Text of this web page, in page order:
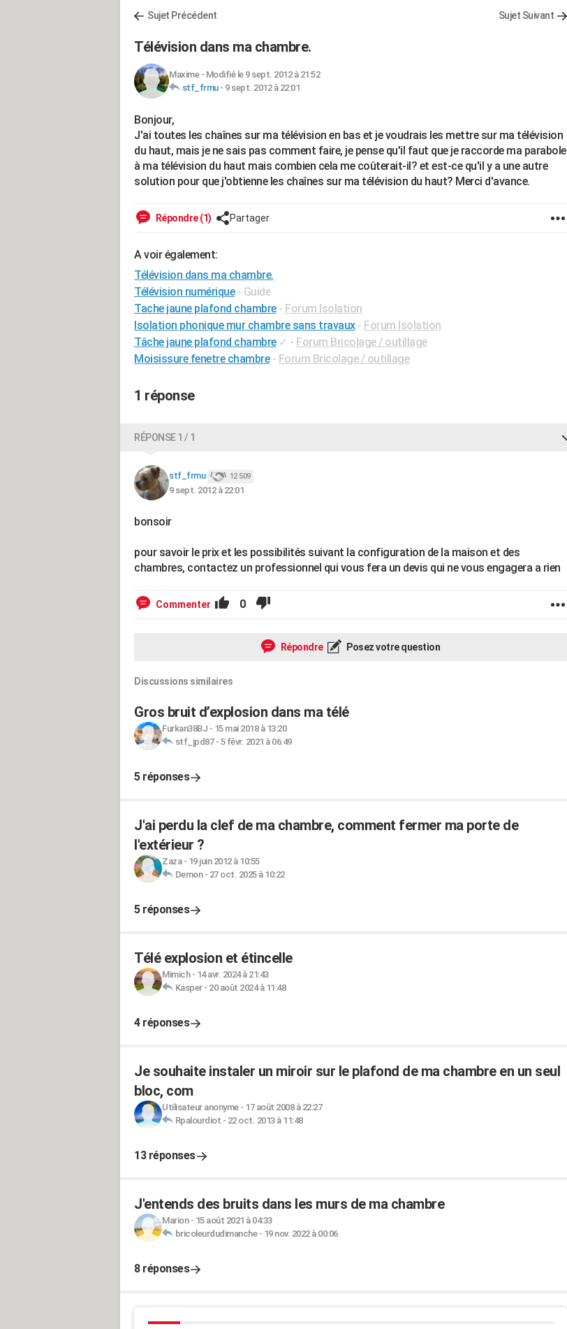
Sujet Précédent Sujet Suivant
Télévision dans ma chambre.
Maxime- Modifié le 9 sept. 2012 à 21:52
stf_frmu- 9 sept. 2012 à 22:01
Bonjour,
J'ai toutes les chaînes sur ma télévision en bas et je voudrais les mettre sur ma télévision
du haut, mais je ne sais pas comment faire, je pense qu'il faut que je raccorde ma parabole
à ma télévision du haut mais combien cela me coûterait-il? et est-ce qu'il y a une autre
solution pour que j'obtienne les chaînes sur ma télévision du haut? Merci d'avance.
Répondre (1) Partager
A voir également:
Télévision dans ma chambre.
Télévision numérique - Guide
Tache jaune plafond chambre - Forum Isolation
Isolation phonique mur chambre sans travaux - Forum Isolation
Tâche jaune plafond chambre ✓ - Forum Bricolage / outillage
Moisissure fenetre chambre - Forum Bricolage / outillage
1 réponse
RÉPONSE 1 / 1
stf_frmu 12 509
9 sept. 2012 à 22:01
bonsoir
pour savoir le prix et les possibilités suivant la configuration de la maison et des
chambres, contactez un professionnel qui vous fera un devis qui ne vous engagera a rien
Commenter 0
Répondre Posez votre question
Discussions similaires
Gros bruit d’explosion dans ma télé
Furkan38BJ - 15 mai 2018 à 13:20
stf_jpd87- 5 févr. 2021 à 06:49
5 réponses
J'ai perdu la clef de ma chambre, comment fermer ma porte de
l'extérieur ?
Zaza- 19 juin 2012 à 10:55
Demon- 27 oct. 2025 à 10:22
5 réponses
Télé explosion et étincelle
Mimich- 14 avr. 2024 à 21:43
Kasper- 20 août 2024 à 11:48
4 réponses
Je souhaite instaler un miroir sur le plafond de ma chambre en un seul
bloc, com
Utilisateur anonyme- 17 août 2008 à 22:27
Rpalourdiot - 22 oct. 2013 à 11:48
13 réponses
J'entends des bruits dans les murs de ma chambre
Marion- 15 août 2021 à 04:33
bricoleurdudimanche- 19 nov. 2022 à 00:06
8 réponses